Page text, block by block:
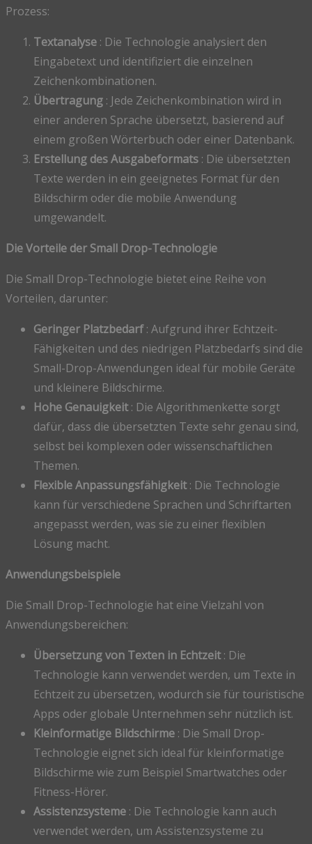
Prozess:
Textanalyse : Die Technologie analysiert den
Eingabetext und identifiziert die einzelnen
Zeichenkombinationen.
Übertragung : Jede Zeichenkombination wird in
einer anderen Sprache übersetzt, basierend auf
einem großen Wörterbuch oder einer Datenbank.
Erstellung des Ausgabeformats : Die übersetzten
Texte werden in ein geeignetes Format für den
Bildschirm oder die mobile Anwendung
umgewandelt.
Die Vorteile der Small Drop-Technologie
Die Small Drop-Technologie bietet eine Reihe von
Vorteilen, darunter:
Geringer Platzbedarf: Aufgrund ihrer Echtzeit-
Fähigkeiten und des niedrigen Platzbedarfs sind die
Small-Drop-Anwendungen ideal für mobile Geräte
und kleinere Bildschirme.
Hohe Genauigkeit: Die Algorithmenkette sorgt
dafür, dass die übersetzten Texte sehr genau sind,
selbst bei komplexen oder wissenschaftlichen
Themen.
Flexible Anpassungsfähigkeit: Die Technologie
kann für verschiedene Sprachen und Schriftarten
angepasst werden, was sie zu einer flexiblen
Lösung macht.
Anwendungsbeispiele
Die Small Drop-Technologie hat eine Vielzahl von
Anwendungsbereichen:
Übersetzung von Texten in Echtzeit: Die
Technologie kann verwendet werden, um Texte in
Echtzeit zu übersetzen, wodurch sie für touristische
Apps oder globale Unternehmen sehr nützlich ist.
Kleinformatige Bildschirme : Die Small Drop-
Technologie eignet sich ideal für kleinformatige
Bildschirme wie zum Beispiel Smartwatches oder
Fitness-Hörer.
Assistenzsysteme : Die Technologie kann auch
verwendet werden, um Assistenzsysteme zu